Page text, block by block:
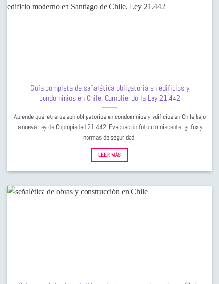
Guía completa de señalética obligatoria en edificios y
condominios en Chile: Cumpliendo la Ley 21.442
Aprende qué letreros son obligatorios en condominios y edificios en Chile bajo
la nueva Ley de Copropiedad 21.442. Evacuación fotoluminiscente, grifos y
normas de seguridad.
LEER MÁS